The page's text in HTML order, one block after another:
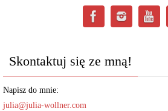
Skontaktuj się ze mną!
Napisz do mnie:
julia@julia-wollner.com